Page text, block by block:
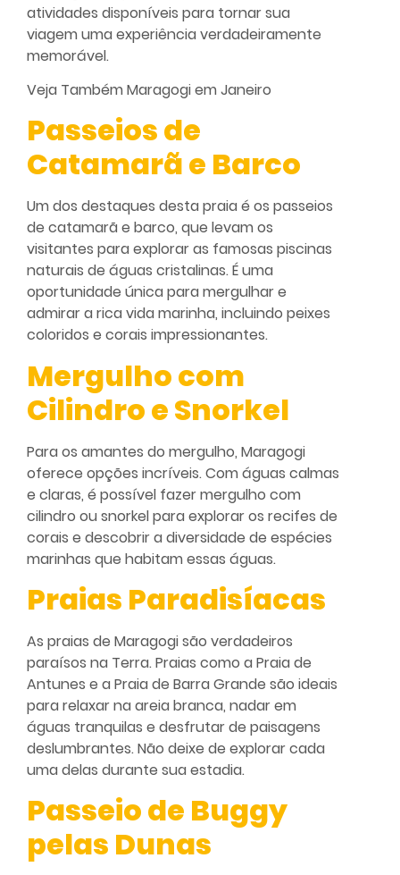
atividades disponíveis para tornar sua
viagem uma experiência verdadeiramente
memorável.
Veja TambémMaragogi em Janeiro
Passeios de
Catamarã e Barco
Um dos destaques desta praia é os passeios
de catamarã e barco, que levam os
visitantes para explorar as famosas piscinas
naturais de águas cristalinas. É uma
oportunidade única para mergulhar e
admirar a rica vida marinha, incluindo peixes
coloridos e corais impressionantes.
Mergulho com
Cilindro e Snorkel
Para os amantes do mergulho, Maragogi
oferece opções incríveis. Com águas calmas
e claras, é possível fazer mergulho com
cilindro ou snorkel para explorar os recifes de
corais e descobrir a diversidade de espécies
marinhas que habitam essas águas.
Praias Paradisíacas
As praias de Maragogi são verdadeiros
paraísos na Terra. Praias como a Praia de
Antunes e a Praia de Barra Grande são ideais
para relaxar na areia branca, nadar em
águas tranquilas e desfrutar de paisagens
deslumbrantes. Não deixe de explorar cada
uma delas durante sua estadia.
Passeio de Buggy
pelas Dunas